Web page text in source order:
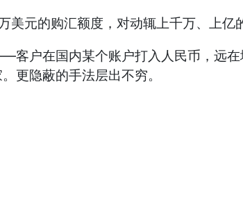
美元的购汇额度，对动辄上千万、上
户在国内某个账户打入人民币，远
更隐蔽的手法层出不穷。